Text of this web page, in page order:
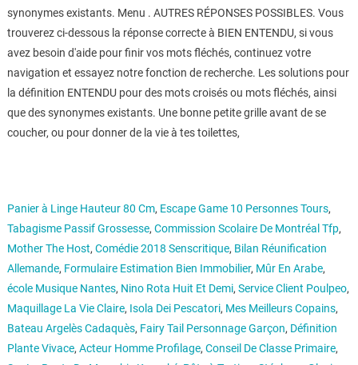
synonymes existants. Menu . AUTRES RÉPONSES POSSIBLES. Vous
trouverez ci-dessous la réponse correcte à BIEN ENTENDU, si vous
avez besoin d'aide pour finir vos mots fléchés, continuez votre
navigation et essayez notre fonction de recherche. Les solutions pour
la définition ENTENDU pour des mots croisés ou mots fléchés, ainsi
que des synonymes existants. Une bonne petite grille avant de se
coucher, ou pour donner de la vie à tes toilettes,
Panier à Linge Hauteur 80 Cm, Escape Game 10 Personnes Tours,
Tabagisme Passif Grossesse, Commission Scolaire De Montréal Tfp,
Mother The Host, Comédie 2018 Senscritique, Bilan Réunification
Allemande, Formulaire Estimation Bien Immobilier, Mûr En Arabe,
école Musique Nantes, Nino Rota Huit Et Demi, Service Client Poulpeo,
Maquillage La Vie Claire, Isola Dei Pescatori, Mes Meilleurs Copains,
Bateau Argelès Cadaquès, Fairy Tail Personnage Garçon, Définition
Plante Vivace, Acteur Homme Profilage, Conseil De Classe Primaire,